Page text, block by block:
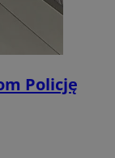
Policję